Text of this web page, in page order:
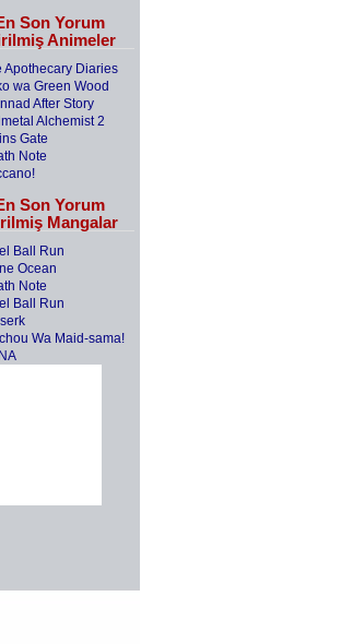
Son Yorum
Animeler
Apothecary Diaries
wa Green Wood
After Story
Alchemist 2
Gate
Note
Son Yorum
Mangalar
Ball Run
Ocean
Note
Ball Run
Wa Maid-sama!